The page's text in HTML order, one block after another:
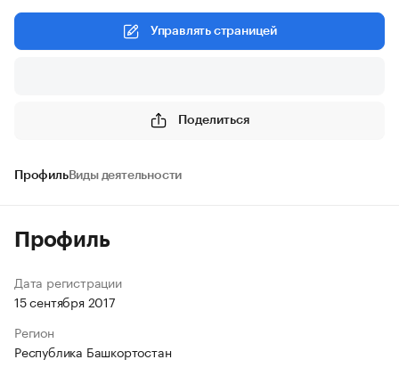
Управлять страницей
Поделиться
ПрофильВиды деятельности
Профиль
Дата регистрации
15 сентября 2017
Регион
Республика Башкортостан